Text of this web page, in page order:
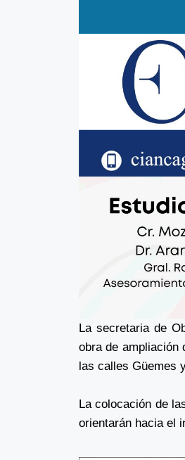
La secretaria de
obra de ampliación
las calles Güemes
La colocación de
orientarán hacia el